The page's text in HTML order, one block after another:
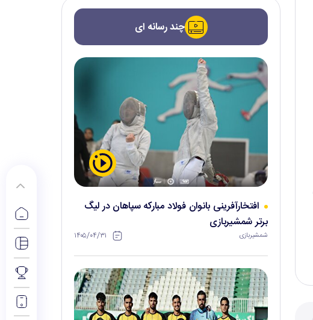
چند رسانه ای
افتخارآفرینی بانوان فولاد مبارکه سپاهان در لیگ
برتر شمشیربازی
شمشیربازی ۱۴۰۵/۰۴/۳۱